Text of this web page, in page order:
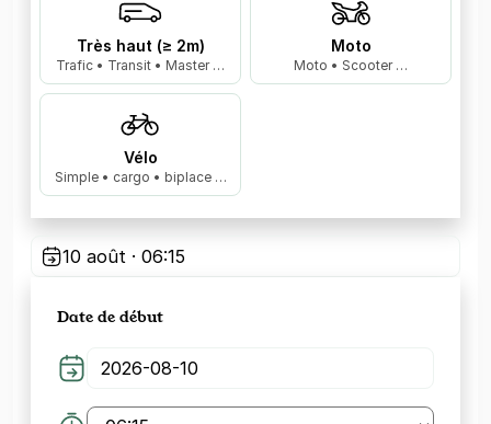
Très haut (≥ 2m)
Trafic • Transit • Master …
Moto
Moto • Scooter …
Vélo
Simple • cargo • biplace …
10 août · 06:15
Date de début